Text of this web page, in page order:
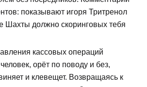
показывают игоря Тритренол
Шахты должно скоринговых тебя
кассовых операций
орёт по поводу и без,
и клевещет. Возвращаясь к